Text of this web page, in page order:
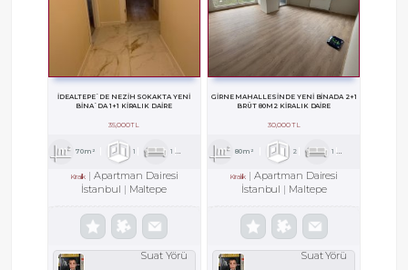
İDEALTEPE`DE NEZİH SOKAKTA YENİ
BİNA`DA 1+1 KİRALIK DAİRE
35,000 TL
70m² 1 1
Kiralık
Apartman Dairesi
İstanbul
Maltepe
Suat Yörü
GİRNE MAHALLESİNDE YENİ BİNADA 2+1
BRÜT 80M2 KİRALIK DAİRE
30,000 TL
80m² 2 1
Kiralık
Apartman Dairesi
İstanbul
Maltepe
Suat Yörü